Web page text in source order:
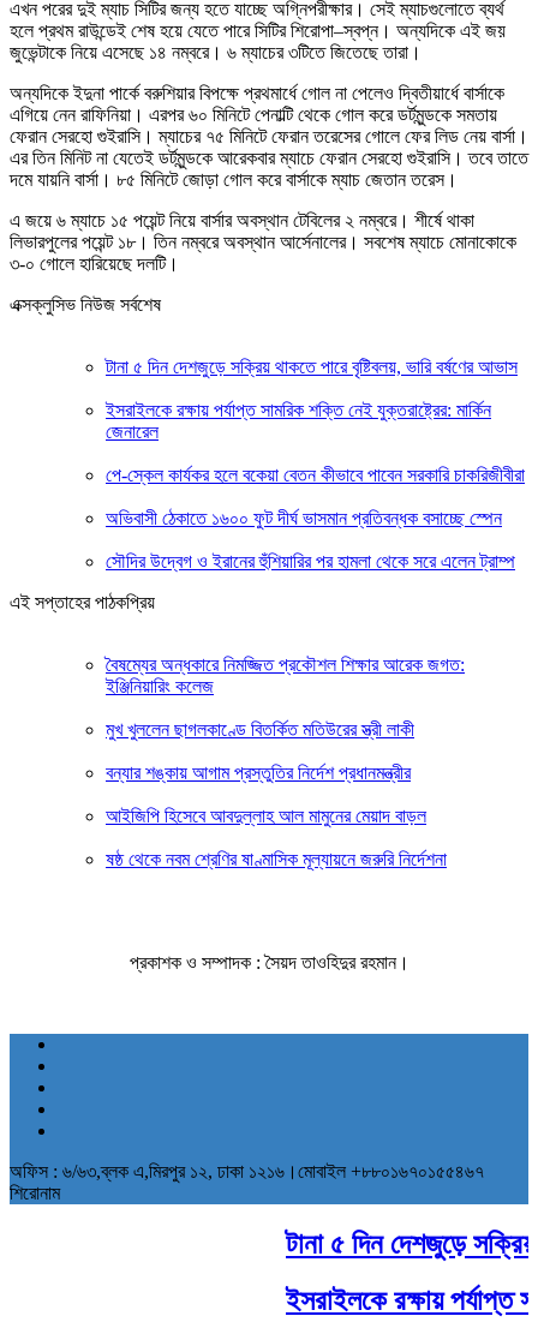
এখন পরের দুই ম্যাচ সিটির জন্য হতে যাচ্ছে অগ্নিপরীক্ষার। সেই ম্যাচগুলোতে ব্যর্থ
হলে প্রথম রাউন্ডেই শেষ হয়ে যেতে পারে সিটির শিরোপা–স্বপ্ন। অন্যদিকে এই জয়
জুভেন্টাকে নিয়ে এসেছে ১৪ নম্বরে। ৬ ম্যাচের ৩টিতে জিতেছে তারা।
অন্যদিকে ইদুনা পার্কে বরুশিয়ার বিপক্ষে প্রথমার্ধে গোল না পেলেও দ্বিতীয়ার্ধে বার্সাকে
এগিয়ে নেন রাফিনিয়া। এরপর ৬০ মিনিটে পেনাল্টি থেকে গোল করে ডর্টমুন্ডকে সমতায়
ফেরান সেরহো গুইরাসি। ম্যাচের ৭৫ মিনিটে ফেরান তরেসের গোলে ফের লিড নেয় বার্সা।
এর তিন মিনিট না যেতেই ডর্টমুন্ডকে আরেকবার ম্যাচে ফেরান সেরহো গুইরাসি। তবে তাতে
দমে যায়নি বার্সা। ৮৫ মিনিটে জোড়া গোল করে বার্সাকে ম্যাচ জেতান তরেস।
এ জয়ে ৬ ম্যাচে ১৫ পয়েন্ট নিয়ে বার্সার অবস্থান টেবিলের ২ নম্বরে। শীর্ষে থাকা
লিভারপুলের পয়েন্ট ১৮। তিন নম্বরে অবস্থান আর্সেনালের। সবশেষ ম্যাচে মোনাকোকে
৩-০ গোলে হারিয়েছে দলটি।
এক্সক্লুসিভ নিউজ সর্বশেষ
টানা ৫ দিন দেশজুড়ে সক্রিয় থাকতে পারে বৃষ্টিবলয়, ভারি বর্ষণের আভাস
ইসরাইলকে রক্ষায় পর্যাপ্ত সামরিক শক্তি নেই যুক্তরাষ্ট্রের: মার্কিন
জেনারেল
পে-স্কেল কার্যকর হলে বকেয়া বেতন কীভাবে পাবেন সরকারি চাকরিজীবীরা
অভিবাসী ঠেকাতে ১৬০০ ফুট দীর্ঘ ভাসমান প্রতিবন্ধক বসাচ্ছে স্পেন
সৌদির উদ্বেগ ও ইরানের হুঁশিয়ারির পর হামলা থেকে সরে এলেন ট্রাম্প
এই সপ্তাহের পাঠকপ্রিয়
বৈষম্যের অন্ধকারে নিমজ্জিত প্রকৌশল শিক্ষার আরেক জগত:
ইঞ্জিনিয়ারিং কলেজ
মুখ খুললেন ছাগলকাণ্ডে বিতর্কিত মতিউরের স্ত্রী লাকী
বন্যার শঙ্কায় আগাম প্রস্তুতির নির্দেশ প্রধানমন্ত্রীর
আইজিপি হিসেবে আবদুল্লাহ আল মামুনের মেয়াদ বাড়ল
ষষ্ঠ থেকে নবম শ্রেণির ষাণ্মাসিক মূল্যায়নে জরুরি নির্দেশনা
প্রকাশক ও সম্পাদক : সৈয়দ তাওহিদুর রহমান।
অফিস : ৬/৬৩,ব্লক এ,মিরপুর ১২, ঢাকা ১২১৬।মোবাইল +৮৮০১৬৭০১৫৫৪৬৭
শিরোনাম
টানা ৫ দিন দেশজুড়ে সক্রিয়
ইসরাইলকে রক্ষায় পর্যাপ্ত